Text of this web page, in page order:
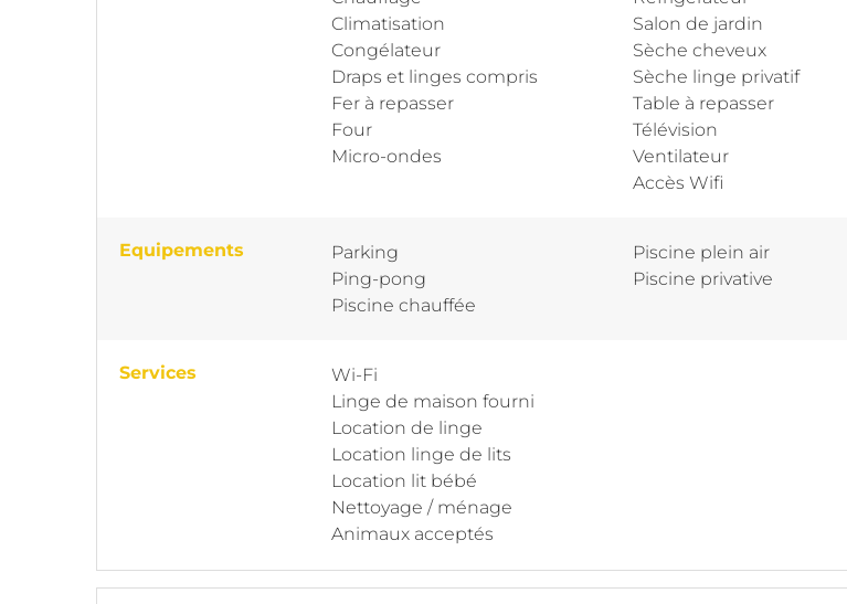
Climatisation
Congélateur
Draps et linges compris
Fer à repasser
Four
Micro-ondes
Salon de jardin
Sèche cheveux
Sèche linge privatif
Table à repasser
Télévision
Ventilateur
Accès Wifi
Equipements
Parking
Ping-pong
Piscine chauffée
Piscine plein air
Piscine privative
Services
Wi-Fi
Linge de maison fourni
Location de linge
Location linge de lits
Location lit bébé
Nettoyage / ménage
Animaux acceptés